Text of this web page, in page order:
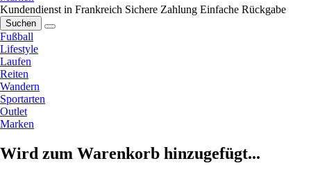
Kundendienst in Frankreich Sichere Zahlung Einfache Rückgabe
Suchen
Fußball
Lifestyle
Laufen
Reiten
Wandern
Sportarten
Outlet
Marken
Wird zum Warenkorb hinzugefügt...